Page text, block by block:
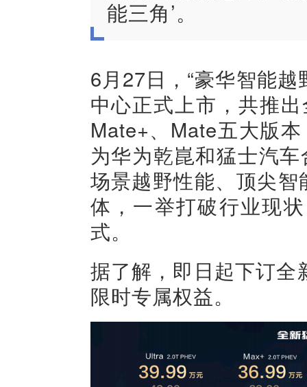
能三角’。
6月27日，“豪华智能
中心正式上市，共推
Mate+、Mate五大版
为华为乾崑和猛士汽
场景越野性能、顶尖智
体，一举打破行业现
式。
据了解，即日起下订
限时专属权益。